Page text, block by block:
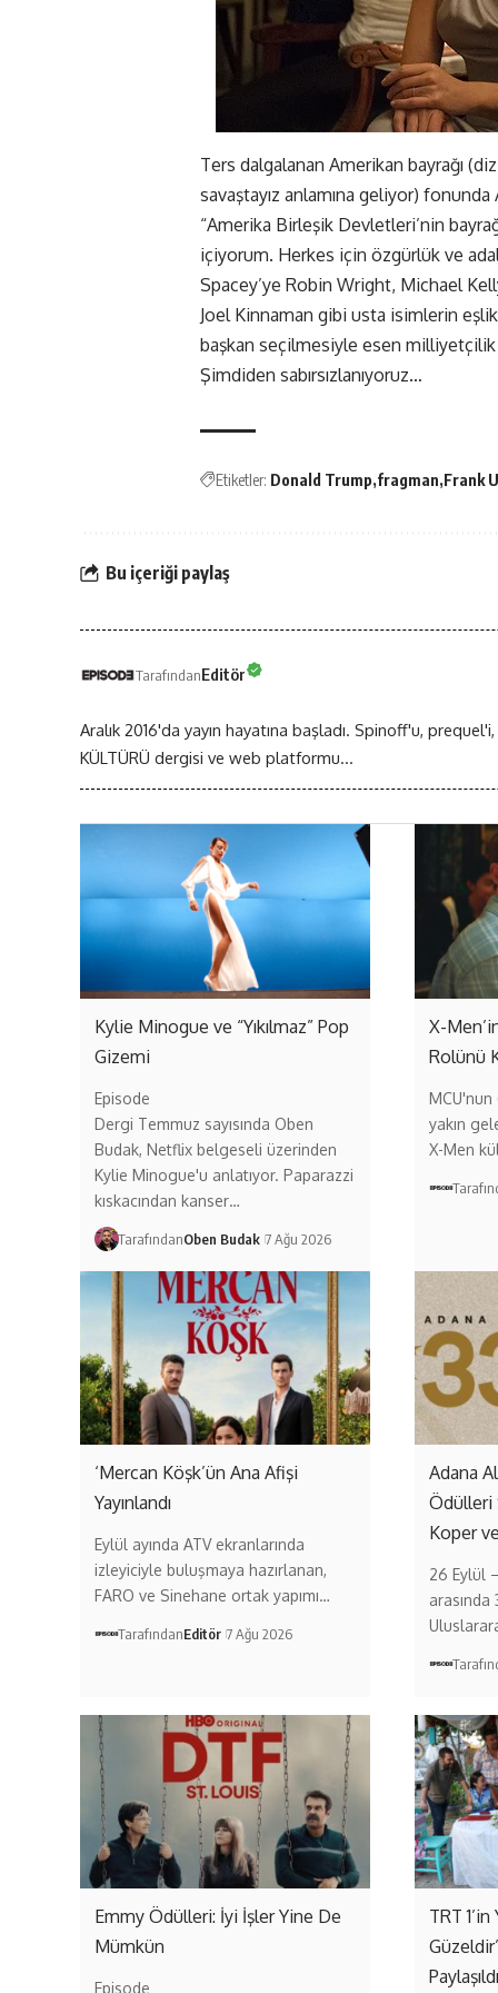
Ters dalgalanan Amerikan bayrağı
savaştayız anlamına geliyor) fonunda
“Amerika Birleşik Devletleri’nin
içiyorum. Herkes için özgürlük ve
Spacey’ye Robin Wright, Michael
Joel Kinnaman gibi usta isimlerin
başkan seçilmesiyle esen milliyetçilik
Şimdiden sabırsızlanıyoruz…
Etiketler: Donald Trump fragman Frank
Bu içeriği paylaş
TarafındanEditör
Aralık 2016'da yayın hayatına başladı. Spinoff'u,
KÜLTÜRÜ dergisi ve web platformu...
Kylie Minogue ve “Yıkılmaz” Pop
Gizemi
Episode
Dergi Temmuz sayısında Oben
Budak, Netflix belgeseli üzerinden
Kylie Minogue'u anlatıyor. Paparazzi
kıskacından kanser…
TarafındanOben Budak 7 Ağu 2026
X-
Rolünü
yakın
X-Men
‘Mercan Köşk’ün Ana Afişi
Yayınlandı
Eylül ayında ATV ekranlarında
izleyiciyle buluşmaya hazırlanan,
FARO ve Sinehane ortak yapımı…
TarafındanEditör 7 Ağu 2026
Adana
Ödülleri
Koper
26 Eylül
Emmy Ödülleri: İyi İşler Yine De
Mümkün
Episode
TRT